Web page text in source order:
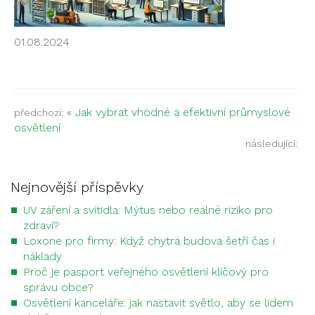
01.08.2024
předchozí: « Jak vybrat vhodné a efektivní průmyslové
osvětlení
následující:
Nejnovější příspěvky
UV záření a svítidla: Mýtus nebo reálné riziko pro
zdraví?
Loxone pro firmy: Když chytrá budova šetří čas i
náklady
Proč je pasport veřejného osvětlení klíčový pro
správu obce?
Osvětlení kanceláře: jak nastavit světlo, aby se lidem